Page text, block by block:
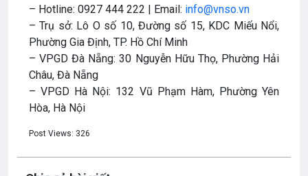
– Hotline: 0927 444 222 | Email: info@vnso.vn
– Trụ sở: Lô O số 10, Đường số 15, KDC Miếu Nổi,
Phường Gia Định, TP. Hồ Chí Minh
– VPGD Đà Nẵng: 30 Nguyễn Hữu Thọ, Phường Hải
Châu, Đà Nẵng
– VPGD Hà Nội: 132 Vũ Phạm Hàm, Phường Yên
Hòa, Hà Nội
Post Views: 326